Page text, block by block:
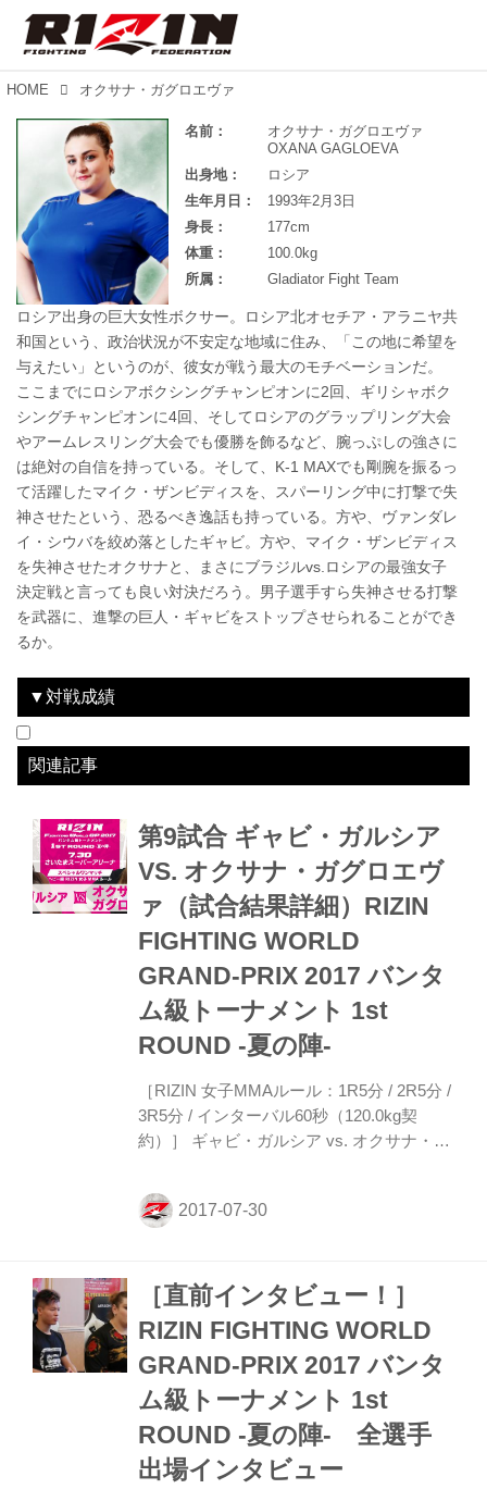
HOME オクサナ・ガグロエヴァ
名前：
オクサナ・ガグロエヴァ
OXANA GAGLOEVA
出身地：
ロシア
生年月日：
1993年2月3日
身長：
177cm
体重：
100.0kg
所属：
Gladiator Fight Team
ロシア出身の巨大女性ボクサー。ロシア北オセチア・アラニヤ共
和国という、政治状況が不安定な地域に住み、「この地に希望を
与えたい」というのが、彼女が戦う最大のモチベーションだ。
ここまでにロシアボクシングチャンピオンに2回、ギリシャボク
シングチャンピオンに4回、そしてロシアのグラップリング大会
やアームレスリング大会でも優勝を飾るなど、腕っぷしの強さに
は絶対の自信を持っている。そして、K-1 MAXでも剛腕を振るっ
て活躍したマイク・ザンビディスを、スパーリング中に打撃で失
神させたという、恐るべき逸話も持っている。方や、ヴァンダレ
イ・シウバを絞め落としたギャビ。方や、マイク・ザンビディス
を失神させたオクサナと、まさにブラジルvs.ロシアの最強女子
決定戦と言っても良い対決だろう。男子選手すら失神させる打撃
を武器に、進撃の巨人・ギャビをストップさせられることができ
るか。
▼対戦成績
日付 勝敗 対戦相手 結果 大会名
関連記事
第9試合 ギャビ・ガルシア
VS. オクサナ・ガグロエヴ
ァ（試合結果詳細）RIZIN
FIGHTING WORLD
GRAND-PRIX 2017 バンタ
ム級トーナメント 1st
ROUND -夏の陣-
［RIZIN 女子MMAルール：1R5分 / 2R5分 /
3R5分 / インターバル60秒（120.0kg契
約）］ ギャビ・ガルシア vs. オクサナ・ガ
早々、ガグロエヴァがぶん回し気味の右フ
ックを繰り出す直前に、ギャビの指が右目
し、まさかのノーコンテストに。リングサ
［直前インタビュー！］
RIZIN FIGHTING WORLD
GRAND-PRIX 2017 バンタ
ム級トーナメント 1st
ROUND -夏の陣- 全選手
出場インタビュー